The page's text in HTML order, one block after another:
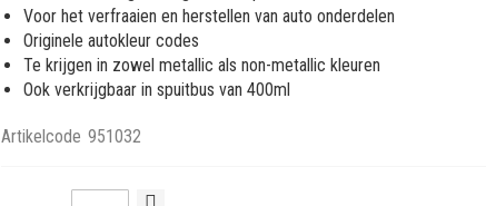
Voor het verfraaien en herstellen van auto onderdelen
Originele autokleur codes
Te krijgen in zowel metallic als non-metallic kleuren
Ook verkrijgbaar in spuitbus van 400ml
Artikelcode 951032